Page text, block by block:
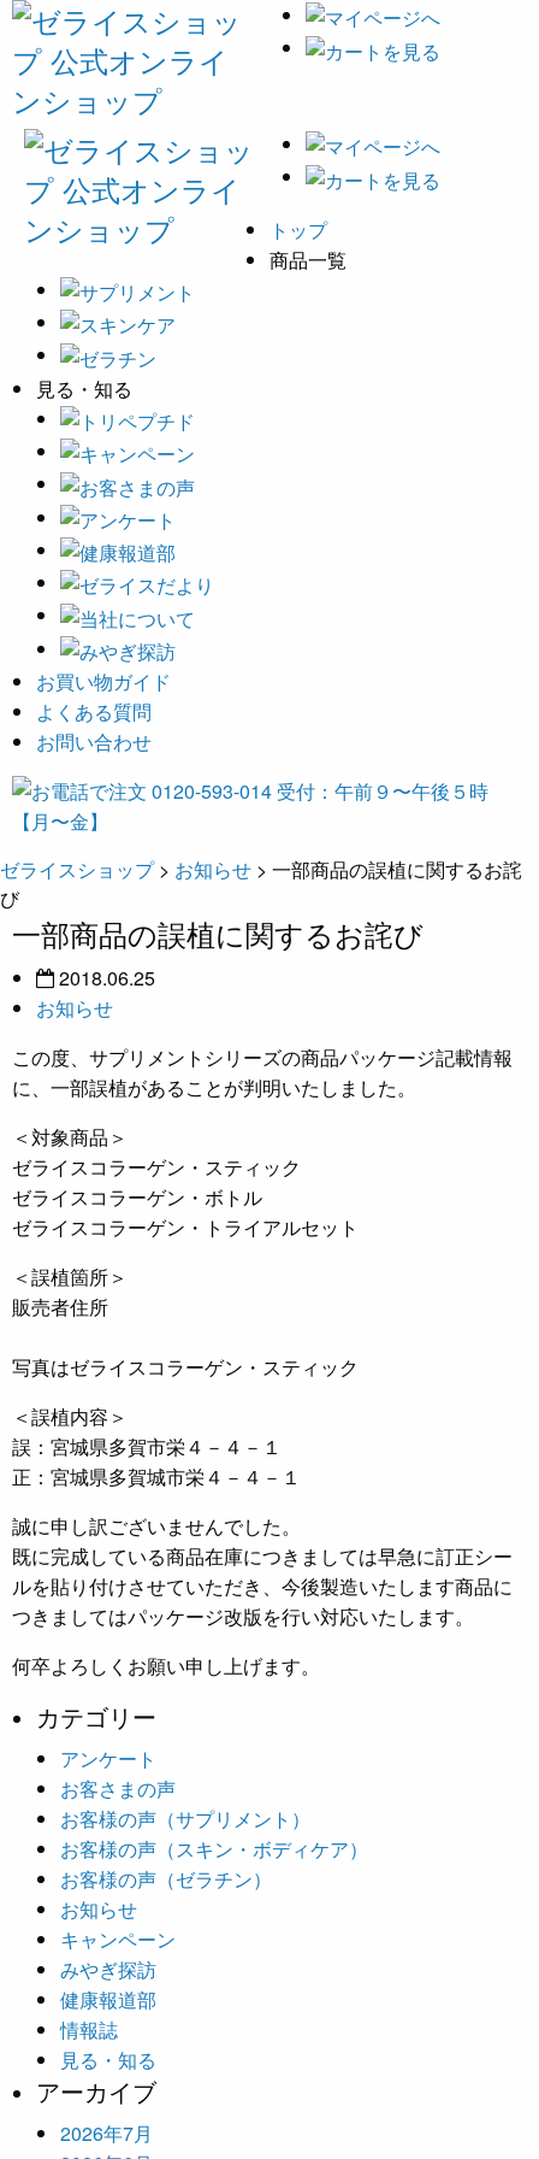
トップ
商品一覧
見る・知る
お買い物ガイド
よくある質問
お問い合わせ
ゼライスショップ> お知らせ > 一部商品の誤植に関するお詫
び
一部商品の誤植に関するお詫び
2018.06.25
お知らせ
この度、サプリメントシリーズの商品パッケージ記載情報
に、一部誤植があることが判明いたしました。
＜対象商品＞
ゼライスコラーゲン・スティック
ゼライスコラーゲン・ボトル
ゼライスコラーゲン・トライアルセット
＜誤植箇所＞
販売者住所
写真はゼライスコラーゲン・スティック
＜誤植内容＞
誤：宮城県多賀市栄４－４－１
正：宮城県多賀城市栄４－４－１
誠に申し訳ございませんでした。
既に完成している商品在庫につきましては早急に訂正シー
ルを貼り付けさせていただき、今後製造いたします商品に
つきましてはパッケージ改版を行い対応いたします。
何卒よろしくお願い申し上げます。
カテゴリー
アンケート
お客さまの声
お客様の声（サプリメント）
お客様の声（スキン・ボディケア）
お客様の声（ゼラチン）
お知らせ
キャンペーン
みやぎ探訪
健康報道部
情報誌
見る・知る
アーカイブ
2026年7月